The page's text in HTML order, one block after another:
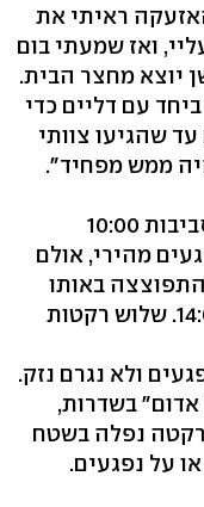
ראיתי את
ואז שמעתי בום
יוצא מחצר הבית.
עם דליים כדי
שהגיעו צוותי
ממש מפחיד".
שתי רקטות שנורו מרצועת עזה בסביבות 10:00
מהירי, אולם
באותו
אזור גם אחר הצהריים, סמוך ל-14:00. שלוש רקטות
ולא נגרם נזק.
בשדרות,
נפלה בשטח
על נפגעים.